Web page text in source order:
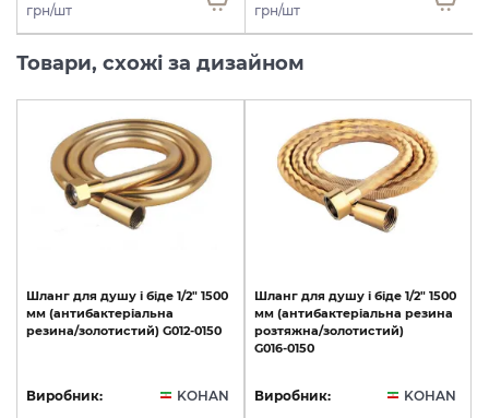
грн/шт грн/шт
Товари, схожі за дизайном
Шланг для душу і біде 1/2" 1500
мм (антибактеріальна
резина/золотистий) G012-0150
Виробник:
KOHAN
Шланг для душу і біде 1/2" 1500
мм (антибактеріальна резина
розтяжна/золотистий)
G016-0150
Виробник:
KOHAN